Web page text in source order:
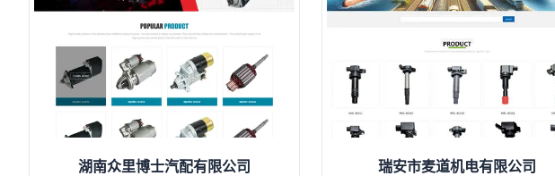
湖南众里博士汽配有限公司 瑞安市麦道机电有限公司